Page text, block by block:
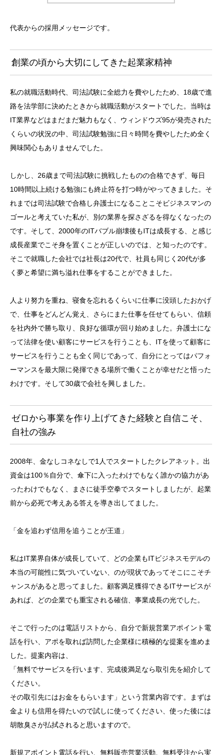
代表からの採用メッセージです。
創業の頃から大切にしてきた起業家精神
私の就職活動時代、司法試験に全総力を費やしたため、18歳で進
路を法学部に決めたときから就職活動がスタートでした。当時は
IT業界などはまだまだ魅力もなく、ウィンドウズ95が発売された
くらいの状況の中、司法試験勉強に日々時間を費やしたため全く
興味関心もありませんでした。
しかし、26歳まで司法試験に挑戦したものの合格できず、毎日
10時間以上続ける勉強にも終止符を打つ時がやってきました。そ
れまでは司法試験で合格し弁護士になることこそビジネスマンの
ゴールと考えていた私が、別の業界を探さざるを得なくなったの
です。そして、2000年のITバブル崩壊後もITは成長する、と感じ
成長産業でこそ身を置くことが正しいのでは、と知ったのです。
そこで就職した会社では社長は20代で、社員も同じく20代が多
く夢と希望に満ち溢れ仕事をすることができました。
人より努力を重ね、寝食を忘れるくらいに仕事に没頭したおかげ
で、仕事をどんどん覚え、さらにまた仕事を任せてもらい、信頼
を社内外で勝ち取り、良好な循環が回り始めました。弁護士にな
って法律を使い顧客にサービスを行うことも、ITを使って顧客に
サービスを行うことも全く同じであって、自分にとってはパフォ
ーマンスを最大限に発揮できる場所で働くことが幸せだと悟った
わけです。そして30歳で会社を興しました。
ゼロから事業を作り上げてきた経験と自信こそ、
自社の強み
2008年、金なしコネなしで1人でスタートしたクレアネット。出
資金は100％自分で、傘下に入ったわけでもなく誰かの協力があ
ったわけでもなく、まさに徒手空拳でスタートしましたが、起業
前から必死で考えある答えを導き出してました。
「金を追わず信用を追うことが王道」
私はIT業界自体が成長していて、どの企業もITビジネスモデルの
本当の可能性に気づいていない、のが現状であってそこにこそチ
ャンスがあると思ってました。顧客満足獲得できるITサービスが
あれば、どの企業でも重宝される確信、事業成長の光でした。
そこで行ったのは電話リストから、自分で新規営業アポイント電
話を行い、アポを取れば訪問した企業様に積極的な提案を進めま
した。提案内容は、
「無料でサービスを行います、完成後満足なら取引先を紹介して
ください。
その取引先にはお金をもらいます」という営業内容です。まずは
金よりも信用を得たいので試しに使ってください、使った後には
胡散臭さが払拭されると思いますので。
新規アポイント電話を行い、無料販売営業活動、無料受注から実